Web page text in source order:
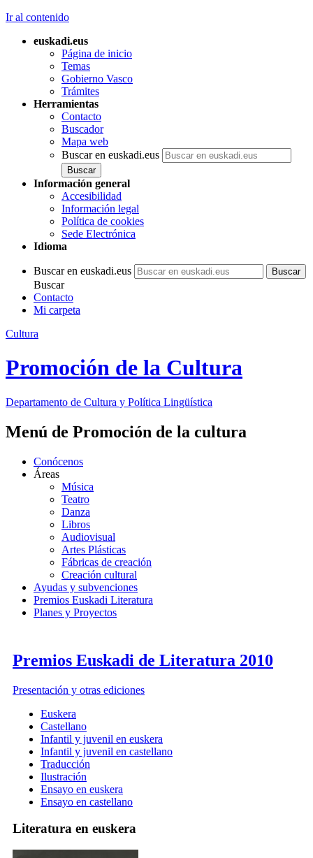
Ir al contenido
euskadi.eus
Página de inicio
Temas
Gobierno Vasco
Trámites
Herramientas
Contacto
Buscador
Mapa web
Buscar en euskadi.eus
Información general
Accesibilidad
Información legal
Política de cookies
Sede Electrónica
Idioma
Buscar en euskadi.eus
Buscar
Contacto
Mi carpeta
Cultura
Promoción de la Cultura
Departamento de Cultura y Política Lingüística
Menú de Promoción de la cultura
Conócenos
Áreas
Música
Teatro
Danza
Libros
Audiovisual
Artes Plásticas
Fábricas de creación
Creación cultural
Ayudas y subvenciones
Premios Euskadi Literatura
Planes y Proyectos
Premios Euskadi de Literatura 2010
Presentación y otras ediciones
Euskera
Castellano
Infantil y juvenil en euskera
Infantil y juvenil en castellano
Traducción
Ilustración
Ensayo en euskera
Ensayo en castellano
Literatura en euskera